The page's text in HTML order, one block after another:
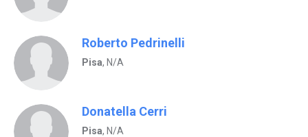
Roberto Pedrinelli
Pisa, N/A
Donatella Cerri
Pisa, N/A